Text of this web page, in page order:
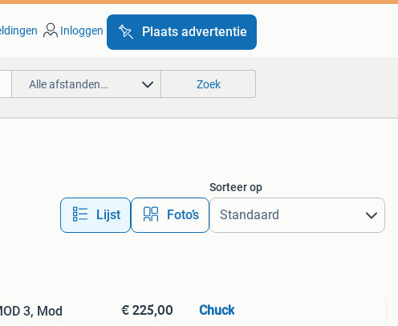
Inloggen Plaats advertentie
Alle afstanden… Zoek
Lijst Foto’s
Sorteer op
3, Mod
€ 225,00 Chuck